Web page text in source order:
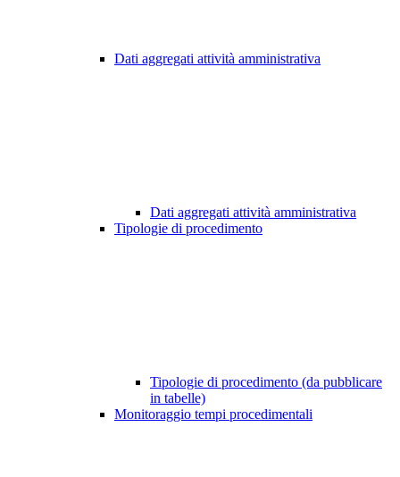
Dati aggregati attività amministrativa
Dati aggregati attività amministrativa
Tipologie di procedimento
Tipologie di procedimento (da pubblicare
in tabelle)
Monitoraggio tempi procedimentali